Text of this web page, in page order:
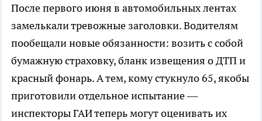
После первого июня в автомобильных лентах
замелькали тревожные заголовки. Водителям
пообещали новые обязанности: возить с собой
бумажную страховку, бланк извещения о ДТП и
красный фонарь. А тем, кому стукнуло 65, якобы
приготовили отдельное испытание —
инспекторы ГАИ теперь могут оценивать их